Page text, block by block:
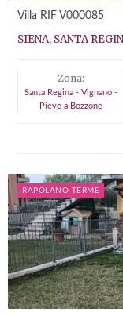
Villa RIF V000085
SIENA, SANTA
Zona:
Santa Regina - Vignano -
Pieve a Bozzone
RAPOLANO TERME